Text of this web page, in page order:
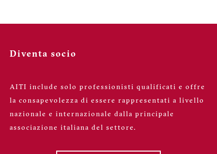
Diventa socio
AITI include solo professionisti qualificati e offre
la consapevolezza di essere rappresentati a livello
nazionale e internazionale dalla principale
associazione italiana del settore.